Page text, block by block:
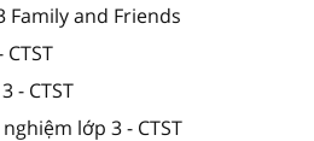
Family and Friends
- CTST
lớp 3 - CTST